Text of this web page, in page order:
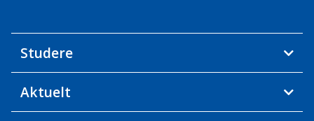
Studere
Aktuelt